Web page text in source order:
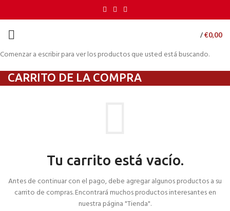
/€0,00
CARRITO DE LA COMPRA
Tu carrito está vacío.
Antes de continuar con el pago, debe agregar algunos productos a su
carrito de compras.Encontrará muchos productos interesantes en
nuestra página "Tienda".
Comenzar a escribir para ver los productos que usted está buscando.